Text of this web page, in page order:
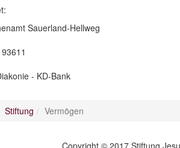
Sauerland-Hellweg
- KD-Bank
Stiftung Vermögen
Copyright © 2017 Stiftung